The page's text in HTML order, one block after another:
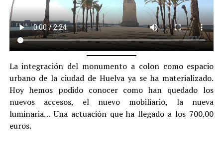
La integración del monumento a colon como espacio
urbano de la ciudad de Huelva ya se ha materializado.
Hoy hemos podido conocer como han quedado los
nuevos accesos, el nuevo mobiliario, la nueva
luminaria… Una actuación que ha llegado a los 700.00
euros.